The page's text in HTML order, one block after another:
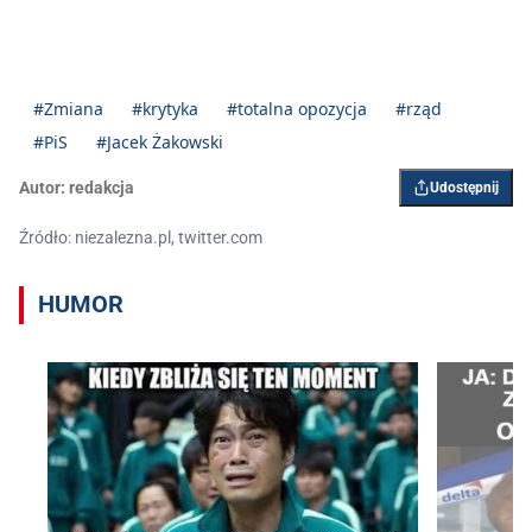
#Zmiana #krytyka #totalna opozycja
#rząd
#PiS
#Jacek Żakowski
Autor: redakcja Udostępnij
Źródło: niezalezna.pl, twitter.com
HUMOR